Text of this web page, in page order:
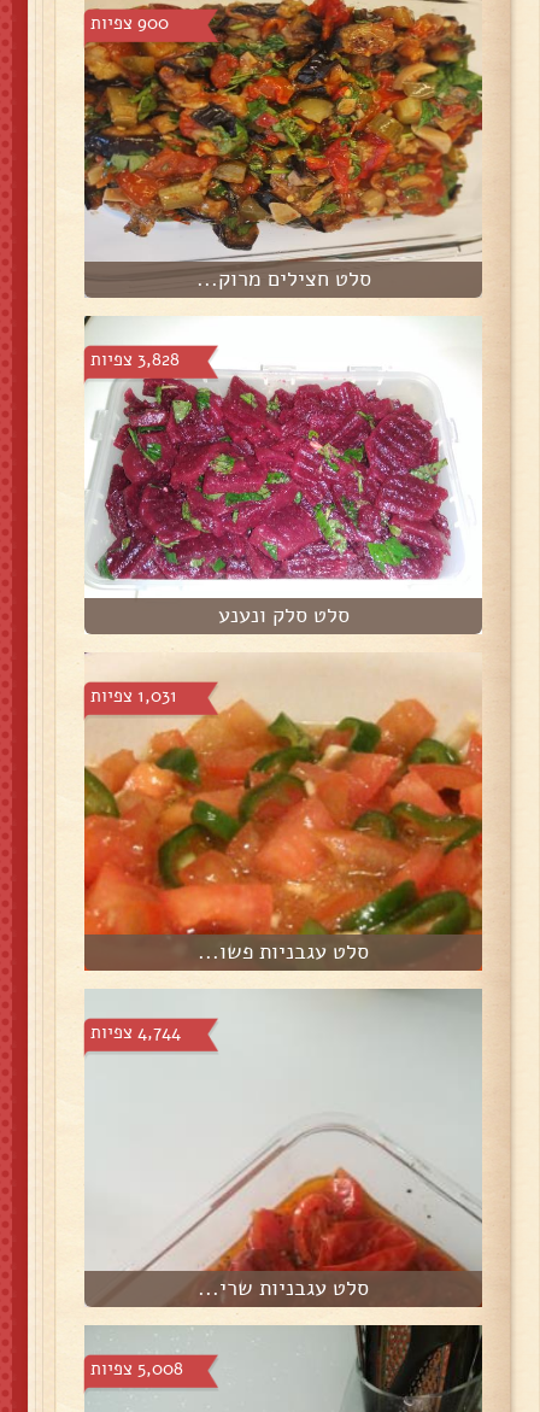
900 צפיות
סלט חצילים מרוק...
3,828 צפיות
סלט סלק ונענע
1,031 צפיות
סלט עגבניות פשו...
4,744 צפיות
סלט עגבניות שרי...
5,008 צפיות